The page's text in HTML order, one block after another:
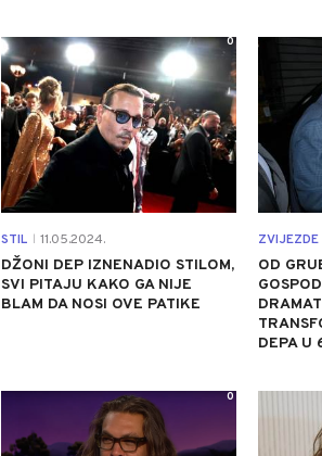
STIL 11.05.2024.
DŽONI DEP IZNENADIO STILOM,
SVI PITAJU KAKO GA NIJE
BLAM DA NOSI OVE PATIKE
0
ZVIJEZDE
OD
DEPA U
0